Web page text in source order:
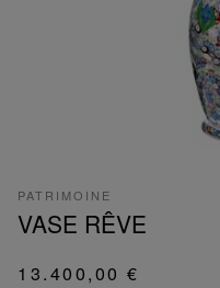
PATRIMOINE
VASE RÊVE
13.400,00 €